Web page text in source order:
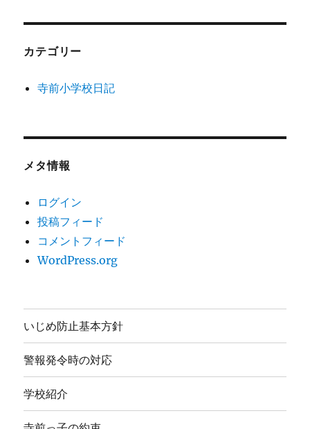
カテゴリー
寺前小学校日記
メタ情報
ログイン
投稿フィード
コメントフィード
WordPress.org
いじめ防止基本方針
警報発令時の対応
学校紹介